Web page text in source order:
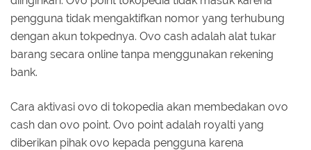
pengguna tidak mengaktifkan nomor yang terhubung
dengan akun tokpednya. Ovo cash adalah alat tukar
barang secara online tanpa menggunakan rekening
bank.
Cara aktivasi ovo di tokopedia akan membedakan ovo
cash dan ovo point. Ovo point adalah royalti yang
diberikan pihak ovo kepada pengguna karena